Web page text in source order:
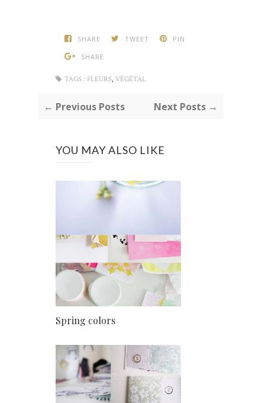
SHARE TWEET
PIN
SHARE
TAGS : FLEURS, VÉGÉTAL
← Previous Posts Next Posts →
YOU MAY ALSO LIKE
Spring colors